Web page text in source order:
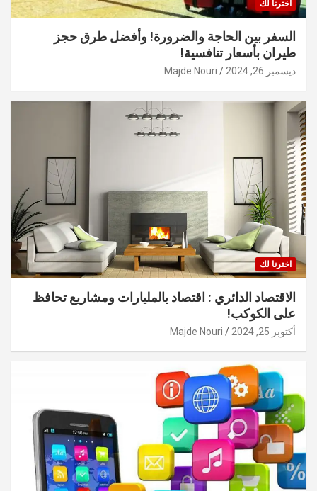
اخترنا لك
السفر بين الحاجة والضرورة! وأفضل طرق حجز
طيران بأسعار تنافسية!
ديسمبر 26, 2024 Majde Nouri
اخترنا لك
الاقتصاد الدائري : اقتصاد بالمليارات ومشاريع تحافظ
على الكوكب!
أكتوبر 25, 2024 Majde Nouri